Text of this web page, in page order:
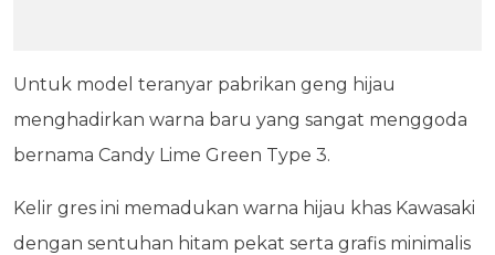
Untuk model teranyar pabrikan geng hijau
menghadirkan warna baru yang sangat menggoda
bernama Candy Lime Green Type 3.
Kelir gres ini memadukan warna hijau khas Kawasaki
dengan sentuhan hitam pekat serta grafis minimalis